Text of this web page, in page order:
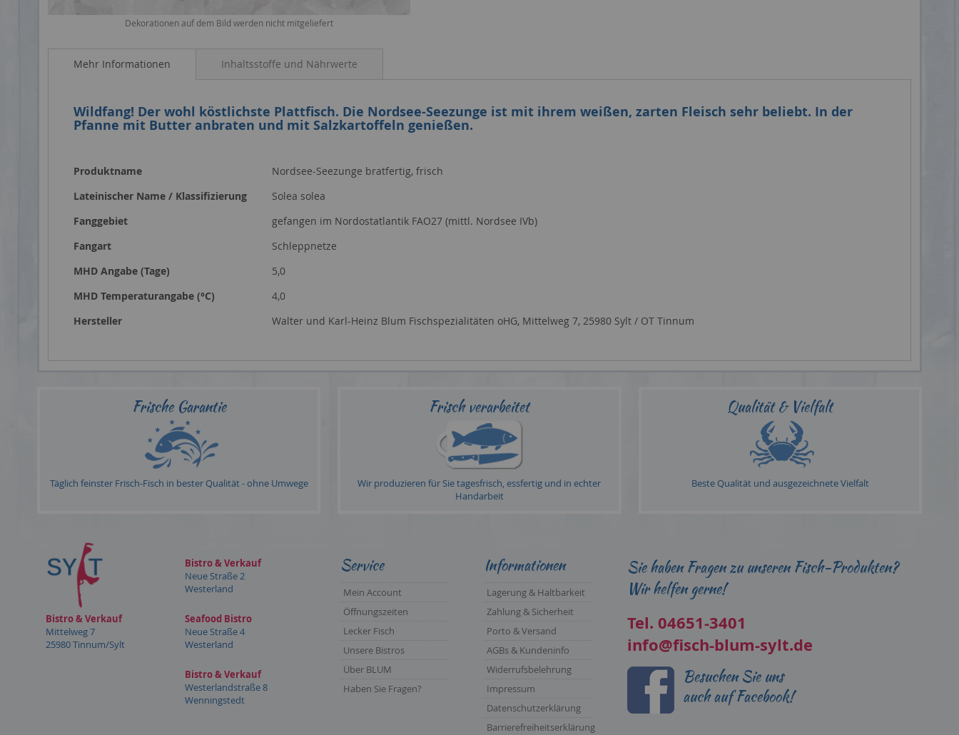
Dekorationen auf dem Bild werden nicht mitgeliefert
Mehr Informationen
Wildfang! Der wohl köstlichste Plattfisch. Die Nordsee-Seezunge ist mit ihrem weißen, zarten Fleisch sehr beliebt. In der
Pfanne mit Butter anbraten und mit Salzkartoffeln genießen.
Mehr
Produktname
Nordsee-Seezunge bratfertig, frisch
Lateinischer Name / Klassifizierung
Solea solea
Fanggebiet
gefangen im Nordostatlantik FAO27 (mittl. Nordsee IVb)
Fangart
Schleppnetze
MHD Angabe (Tage)
5,0
MHD Temperaturangabe (°C)
4,0
Hersteller
Walter und Karl-Heinz Blum Fischspezialitäten oHG, Mittelweg 7, 25980 Sylt / OT Tinnum
Inhaltsstoffe und Nährwerte
Frische Garantie
Täglich feinster Frisch-Fisch in bester Qualität - ohne Umwege
Frisch verarbeitet
Wir produzieren für Sie tagesfrisch, essfertig und in echter
Handarbeit
Qualität & Vielfalt
Beste Qualität und ausgezeichnete Vielfalt
Bistro & Verkauf
Mittelweg 7
25980 Tinnum/Sylt
Bistro & Verkauf
Neue Straße 2
Westerland
Seafood Bistro
Neue Straße 4
Westerland
Bistro & Verkauf
Westerlandstraße 8
Wenningstedt
Service
Mein Account
Öffnungszeiten
Lecker Fisch
Unsere Bistros
Über BLUM
Haben Sie Fragen?
Informationen
Lagerung & Haltbarkeit
Zahlung & Sicherheit
Porto & Versand
AGBs & Kundeninfo
Widerrufsbelehrung
Impressum
Datenschutzerklärung
Barrierefreiheitserklärung
Sie haben Fragen zu unseren Fisch-Produkten?
Wir helfen gerne!
Tel. 04651-3401
info@fisch-blum-sylt.de
Besuchen Sie uns
auch auf Facebook!